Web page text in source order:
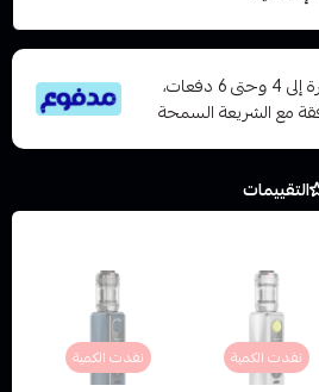
قسم دفعاتك بطريقة ميسرة إلى 4 وحتى 6 دفعات،
مع الشريعة السمحة
التقييمات
نفدت الكمية نفدت الكمية